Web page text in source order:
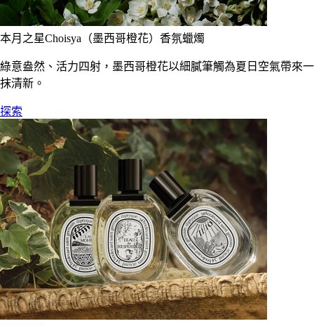
本月之星Choisya（墨西哥橙花）香氛蠟燭
綠意盎然、活力四射，墨西哥橙花以細膩筆觸為夏日空氣帶來一
抹清新。
探索